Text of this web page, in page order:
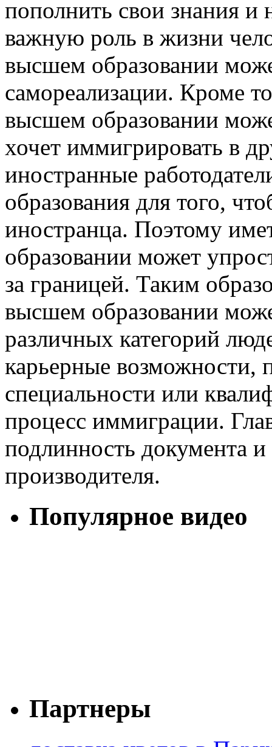
пополнить свои знания и
важную роль в жизни
высшем образовании
самореализации. Кроме
высшем образовании
хочет иммигрировать в
иностранные
образования для того,
иностранца. Поэтому
образовании может
за границей. Таким
высшем образовании
различных категорий
карьерные возможности,
специальности или
процесс иммиграции.
подлинность документа
производителя.
Популярное видео
Партнеры